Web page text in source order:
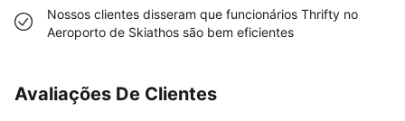
Nossos clientes disseram que funcionários Thrifty no
Aeroporto de Skiathos são bem eficientes
Avaliações De Clientes